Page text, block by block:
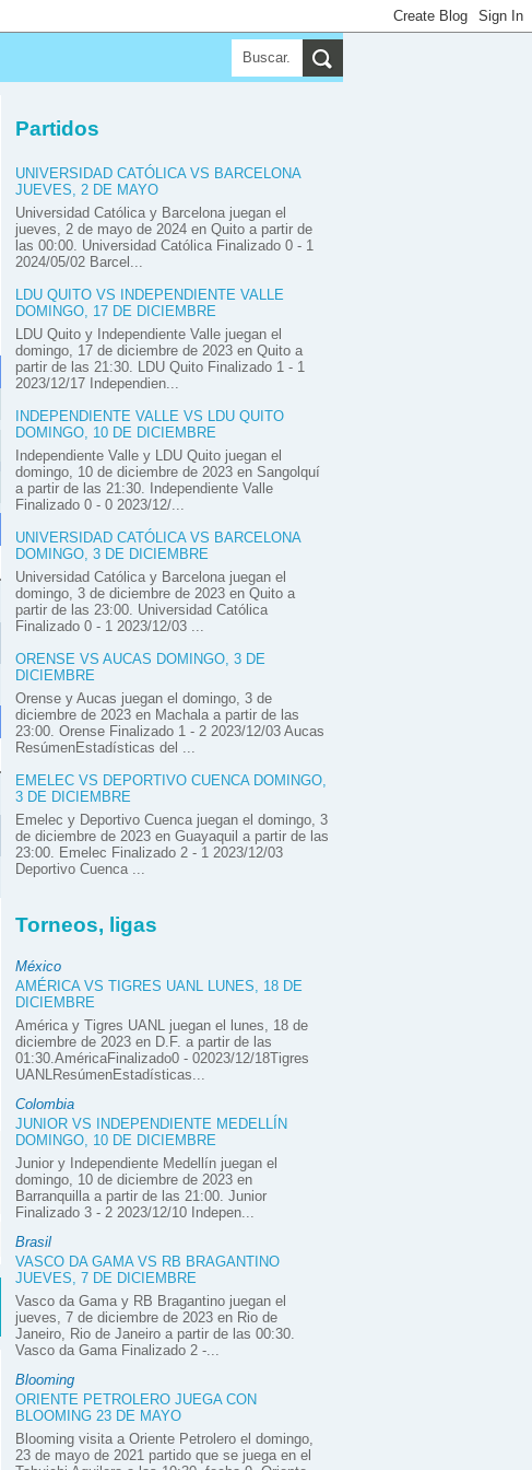
Partidos
UNIVERSIDAD CATÓLICA VS BARCELONA
JUEVES, 2 DE MAYO
Universidad Católica y Barcelona juegan el
jueves, 2 de mayo de 2024 en Quito a partir de
las 00:00. Universidad Católica Finalizado 0 - 1
2024/05/02 Barcel...
LDU QUITO VS INDEPENDIENTE VALLE
DOMINGO, 17 DE DICIEMBRE
LDU Quito y Independiente Valle juegan el
domingo, 17 de diciembre de 2023 en Quito a
partir de las 21:30. LDU Quito Finalizado 1 - 1
2023/12/17 Independien...
INDEPENDIENTE VALLE VS LDU QUITO
DOMINGO, 10 DE DICIEMBRE
Independiente Valle y LDU Quito juegan el
domingo, 10 de diciembre de 2023 en Sangolquí
a partir de las 21:30. Independiente Valle
Finalizado 0 - 0 2023/12/...
UNIVERSIDAD CATÓLICA VS BARCELONA
DOMINGO, 3 DE DICIEMBRE
Universidad Católica y Barcelona juegan el
domingo, 3 de diciembre de 2023 en Quito a
partir de las 23:00. Universidad Católica
Finalizado 0 - 1 2023/12/03 ...
ORENSE VS AUCAS DOMINGO, 3 DE
DICIEMBRE
Orense y Aucas juegan el domingo, 3 de
diciembre de 2023 en Machala a partir de las
23:00. Orense Finalizado 1 - 2 2023/12/03 Aucas
ResúmenEstadísticas del ...
EMELEC VS DEPORTIVO CUENCA DOMINGO,
3 DE DICIEMBRE
Emelec y Deportivo Cuenca juegan el domingo, 3
de diciembre de 2023 en Guayaquil a partir de las
23:00. Emelec Finalizado 2 - 1 2023/12/03
Deportivo Cuenca ...
Torneos, ligas
México
AMÉRICA VS TIGRES UANL LUNES, 18 DE
DICIEMBRE
América y Tigres UANL juegan el lunes, 18 de
diciembre de 2023 en D.F. a partir de las
01:30.AméricaFinalizado0 - 02023/12/18Tigres
UANLResúmenEstadísticas...
Colombia
JUNIOR VS INDEPENDIENTE MEDELLÍN
DOMINGO, 10 DE DICIEMBRE
Junior y Independiente Medellín juegan el
domingo, 10 de diciembre de 2023 en
Barranquilla a partir de las 21:00. Junior
Finalizado 3 - 2 2023/12/10 Indepen...
Brasil
VASCO DA GAMA VS RB BRAGANTINO
JUEVES, 7 DE DICIEMBRE
Vasco da Gama y RB Bragantino juegan el
jueves, 7 de diciembre de 2023 en Rio de
Janeiro, Rio de Janeiro a partir de las 00:30.
Vasco da Gama Finalizado 2 -...
Blooming
ORIENTE PETROLERO JUEGA CON
BLOOMING 23 DE MAYO
Blooming visita a Oriente Petrolero el domingo,
23 de mayo de 2021 partido que se juega en el